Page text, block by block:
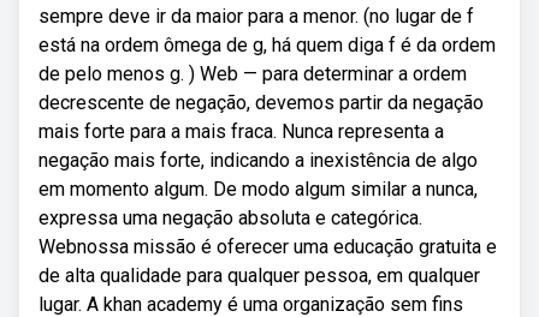
sempre deve ir da maior para a menor. (no lugar de f
está na ordem ômega de g, há quem diga f é da ordem
de pelo menos g. ) Web — para determinar a ordem
decrescente de negação, devemos partir da negação
mais forte para a mais fraca. Nunca representa a
negação mais forte, indicando a inexistência de algo
em momento algum. De modo algum similar a nunca,
expressa uma negação absoluta e categórica.
Webnossa missão é oferecer uma educação gratuita e
de alta qualidade para qualquer pessoa, em qualquer
lugar. A khan academy é uma organização sem fins